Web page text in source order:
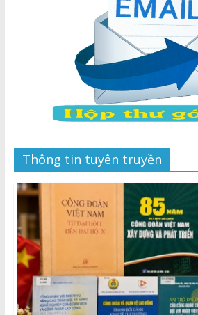
Thông tin tuyên truyền